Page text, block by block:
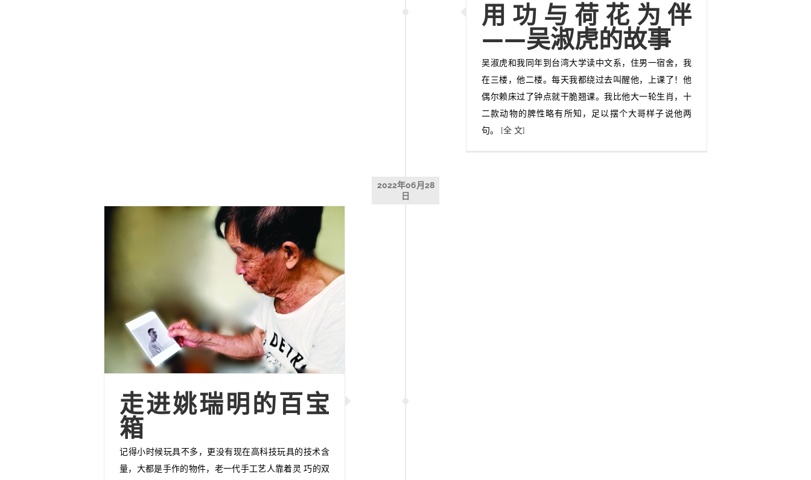
用功与荷花为伴
——吴淑虎的故事
吴淑虎和我同年到台湾大学读中文系，住男一宿舍，我
在三楼，他二楼。每天我都绕过去叫醒他，上课了！他
偶尔赖床过了钟点就干脆翘课。我比他大一轮生肖，十
二款动物的脾性略有所知，足以摆个大哥样子说他两
句。 [全 文]
2022年06月28
日
走进姚瑞明的百宝
箱
记得小时候玩具不多，更没有现在高科技玩具的技术含
量，大都是手作的物件，老一代手工艺人靠着灵 巧的双